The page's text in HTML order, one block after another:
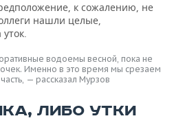
к сожалению, не
нашли целые,
водоемы весной, пока не
Именно в это время мы срезаем
— рассказал Мурзов
ЛИБО УТКИ